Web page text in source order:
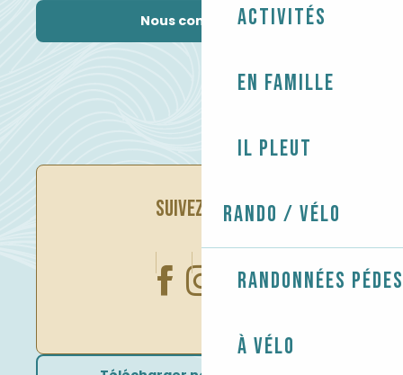
Activités
En famille
Il pleut
Rando / Vélo
Randonnées
À vélo
Nous contacter
SUIVEZ-NOUS